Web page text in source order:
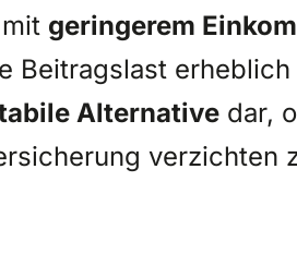
geringerem
Beitragslast
Alternative dar,
verzichten